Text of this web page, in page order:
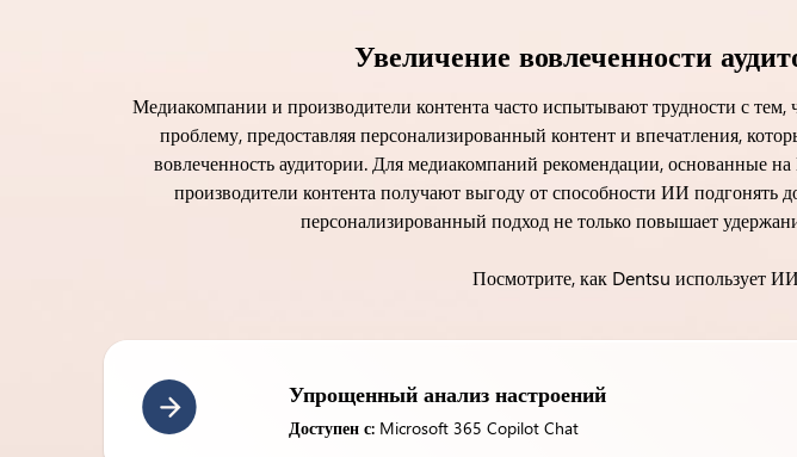
Увеличение вовлеченности
Медиакомпании и производители контента часто испытывают трудности с
проблему, предоставляя персонализированный контент и впечатления,
вовлеченность аудитории. Для медиакомпаний рекомендации, основанные
производители контента получают выгоду от способности ИИ подгонять
персонализированный подход не только повышает
Посмотрите, как Dentsu использует
Упрощенный анализ настроений
Доступен с:Microsoft 365 Copilot Chat